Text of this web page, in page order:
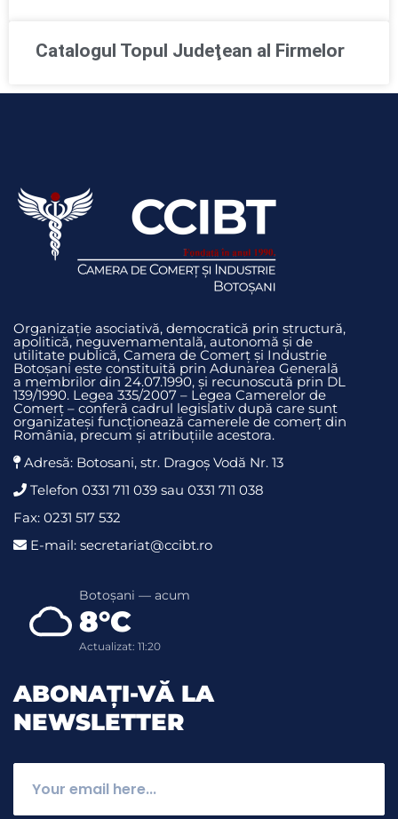
Catalogul Topul Judeţean al Firmelor
Organizație asociativă, democratică prin structură,
apolitică, neguvemamentală, autonomă și de
utilitate publică, Camera de Comerț și Industrie
Botoșani este constituită prin Adunarea Generală
a membrilor din 24.07.1990, și recunoscută prin DL
139/1990. Legea 335/2007 – Legea Camerelor de
Comerț – conferă cadrul legislativ după care sunt
organizateși funcționează camerele de comerț din
România, precum și atribuțiile acestora.
Adresă: Botosani, str. Dragoş Vodă Nr. 13
Telefon 0331 711 039 sau 0331 711 038
Fax: 0231 517 532
E-mail: secretariat@ccibt.ro
Botoșani — acum
8°C
Actualizat: 11:20
ABONAȚI-VĂ LA
NEWSLETTER